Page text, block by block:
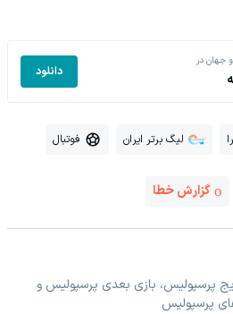
و جهان در
دانلود
لیگ برتر ایران فوتبال
گزارش خطا
پرسپولیس، بازی بعدی پرسپولیس و
پرسپولیس